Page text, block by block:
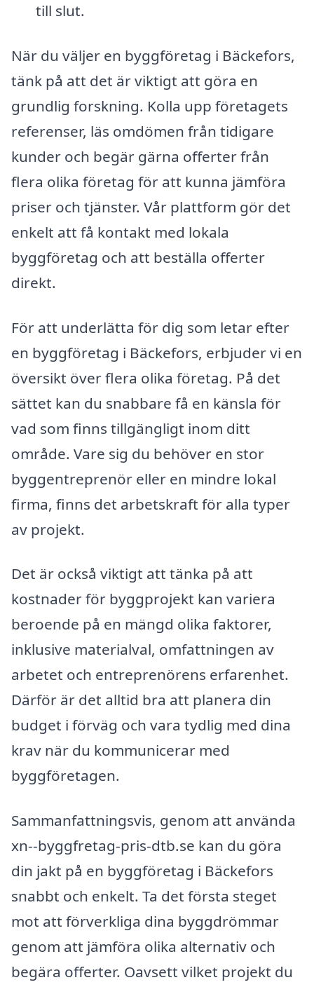
till slut.
När du väljer en byggföretag i Bäckefors,
tänk på att det är viktigt att göra en
grundlig forskning. Kolla upp företagets
referenser, läs omdömen från tidigare
kunder och begär gärna offerter från
flera olika företag för att kunna jämföra
priser och tjänster. Vår plattform gör det
enkelt att få kontakt med lokala
byggföretag och att beställa offerter
direkt.
För att underlätta för dig som letar efter
en byggföretag i Bäckefors, erbjuder vi en
översikt över flera olika företag. På det
sättet kan du snabbare få en känsla för
vad som finns tillgängligt inom ditt
område. Vare sig du behöver en stor
byggentreprenör eller en mindre lokal
firma, finns det arbetskraft för alla typer
av projekt.
Det är också viktigt att tänka på att
kostnader för byggprojekt kan variera
beroende på en mängd olika faktorer,
inklusive materialval, omfattningen av
arbetet och entreprenörens erfarenhet.
Därför är det alltid bra att planera din
budget i förväg och vara tydlig med dina
krav när du kommunicerar med
byggföretagen.
Sammanfattningsvis, genom att använda
xn--byggfretag-pris-dtb.se kan du göra
din jakt på en byggföretag i Bäckefors
snabbt och enkelt. Ta det första steget
mot att förverkliga dina byggdrömmar
genom att jämföra olika alternativ och
begära offerter. Oavsett vilket projekt du